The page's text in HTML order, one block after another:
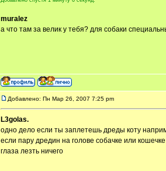
muralez
а что там за велик у тебя? для собаки
Добавлено: Пн Мар 26, 2007 7:25 pm
L3golas.
одно дело если ты заплетешь дреды коту
если пару дредин на голове собачке или
глаза лезть ничего